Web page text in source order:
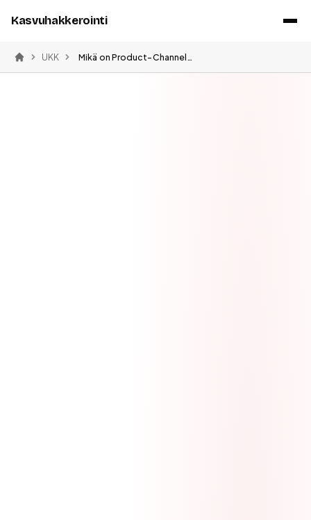
Kasvuhakkerointi
Etusivu
UKK Mikä on Product-Channel Fit